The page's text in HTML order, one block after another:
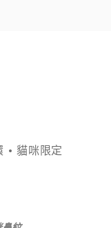
• 貓咪限定